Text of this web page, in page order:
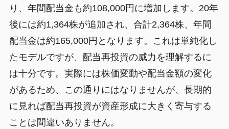
り、年間配当金も約108,000円に増加します。20年
後には約1,364株が追加され、合計2,364株、年間
配当金は約165,000円となります。これは単純化し
たモデルですが、配当再投資の威力を理解するに
は十分です。実際には株価変動や配当金額の変化
があるため、この通りにはなりませんが、長期的
に見れば配当再投資が資産形成に大きく寄与する
ことは間違いありません。